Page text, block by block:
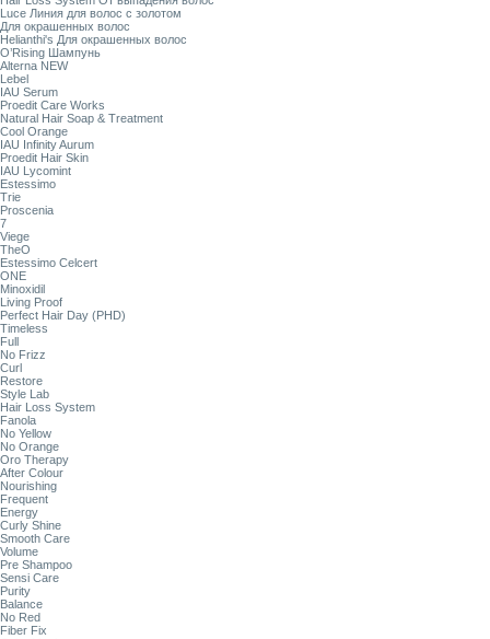
Luce Линия для волос с золотом
Для окрашенных волос
Helianthi's Для окрашенных волос
O’Rising Шампунь
Alterna NEW
Lebel
IAU Serum
Proedit Care Works
Natural Hair Soap & Treatment
Cool Orange
IAU Infinity Aurum
Proedit Hair Skin
IAU Lycomint
Estessimo
Trie
Proscenia
7
Viege
TheO
Estessimo Celcert
ONE
Minoxidil
Living Proof
Perfect Hair Day (PHD)
Timeless
Full
No Frizz
Curl
Restore
Style Lab
Hair Loss System
Fanola
No Yellow
No Orange
Oro Therapy
After Colour
Nourishing
Frequent
Energy
Curly Shine
Smooth Care
Volume
Pre Shampoo
Sensi Care
Purity
Balance
No Red
Fiber Fix